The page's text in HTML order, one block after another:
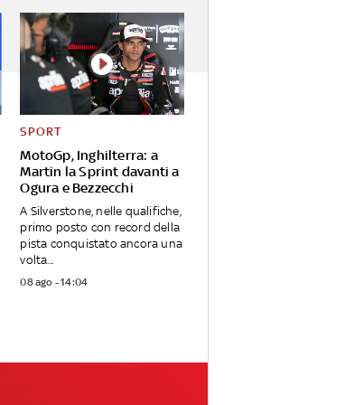
MotoGp, Inghilterra: a
Martin la Sprint davanti a
Ogura e Bezzecchi
SPORT
A Silverstone, nelle qualifiche,
primo posto con record della
pista conquistato ancora una
volta...
08 ago - 14:04